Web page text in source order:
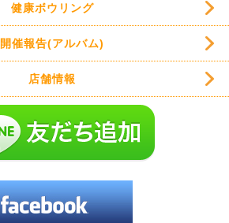
健康ボウリング
開催報告(アルバム)
店舗情報